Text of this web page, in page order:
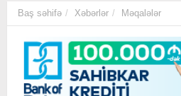
Baş səhifə Xəbərlər Məqalələr